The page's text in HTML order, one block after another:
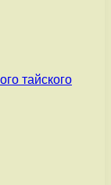
тайского